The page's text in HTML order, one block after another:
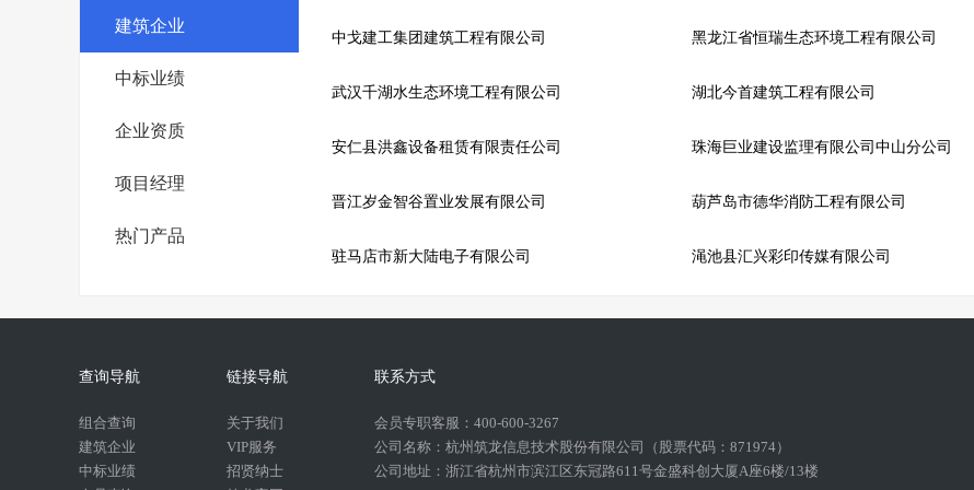
建筑企业
中标业绩
企业资质
项目经理
热门产品
中戈建工集团建筑工程有限公司 黑龙江省恒瑞生态环境工程有限公司
武汉千湖水生态环境工程有限公司 湖北今首建筑工程有限公司
安仁县洪鑫设备租赁有限责任公司 珠海巨业建设监理有限公司中山分公司
晋江岁金智谷置业发展有限公司 葫芦岛市德华消防工程有限公司
驻马店市新大陆电子有限公司 渑池县汇兴彩印传媒有限公司
查询导航
组合查询
建筑企业
中标业绩
链接导航
关于我们
VIP服务
招贤纳士
联系方式
会员专职客服：400-600-3267
公司名称：杭州筑龙信息技术股份有限公司（股票代码：871974）
公司地址：浙江省杭州市滨江区东冠路611号金盛科创大厦A座6楼/13楼